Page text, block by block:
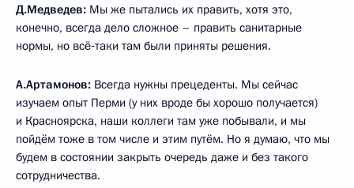
Д.Медведев: Мы же пытались их править, хотя это,
конечно, всегда дело сложное – править санитарные
нормы, но всё‑таки там были приняты решения.
А.Артамонов: Всегда нужны прецеденты. Мы сейчас
изучаем опыт Перми (у них вроде бы хорошо получается)
и Красноярска, наши коллеги там уже побывали, и мы
пойдём тоже в том числе и этим путём. Но я думаю, что мы
будем в состоянии закрыть очередь даже и без такого
сотрудничества.